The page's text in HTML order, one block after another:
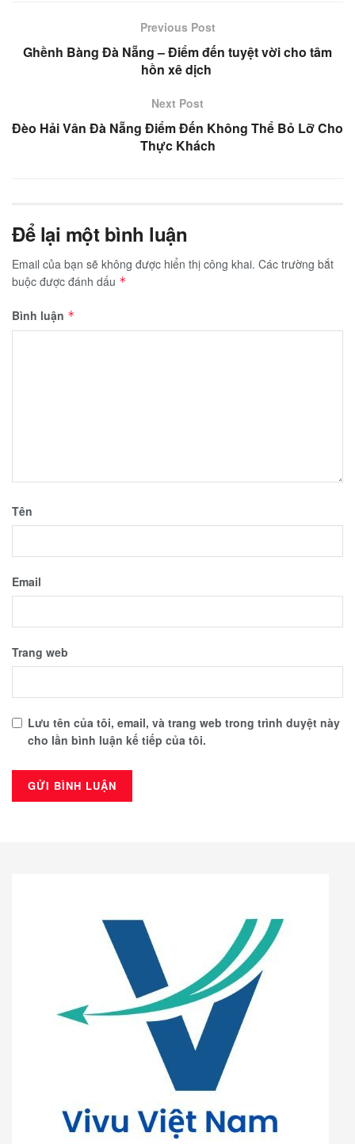
Previous Post
Ghềnh Bàng Đà Nẵng – Điểm đến tuyệt vời cho tâm
hồn xê dịch
Next Post
Đèo Hải Vân Đà Nẵng Điểm Đến Không Thể Bỏ Lỡ Cho
Thực Khách
Để lại một bình luận
Email của bạn sẽ không được hiển thị công khai. Các trường bắt
buộc được đánh dấu *
Bình luận *
Tên
Email
Trang web
Lưu tên của tôi, email, và trang web trong trình duyệt này
cho lần bình luận kế tiếp của tôi.